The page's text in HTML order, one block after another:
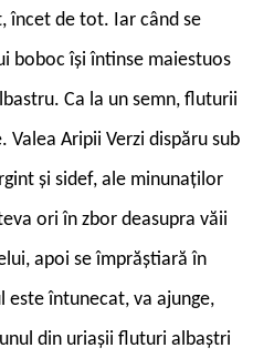
încet de tot. Iar când se
boboc își întinse maiestuos
Ca la un semn, fluturii
Aripii Verzi dispăru sub
și sidef, ale minunaților
ori în zbor deasupra văii
apoi se împrăștiară în
întunecat, va ajunge,
din uriașii fluturi albaștri